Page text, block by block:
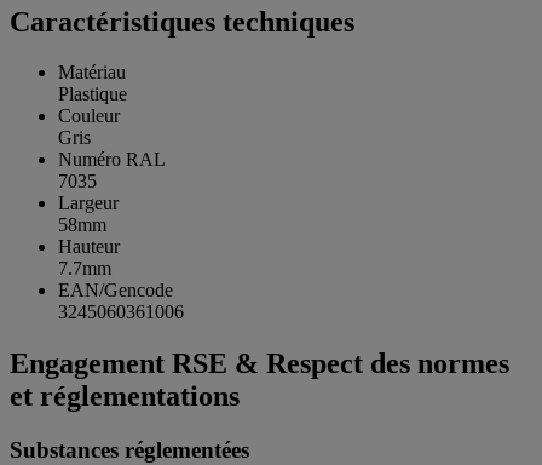
Caractéristiques techniques
Matériau
Plastique
Couleur
Gris
Numéro RAL
7035
Largeur
58mm
Hauteur
7.7mm
EAN/Gencode
3245060361006
Engagement RSE & Respect des normes
et réglementations
Substances réglementées